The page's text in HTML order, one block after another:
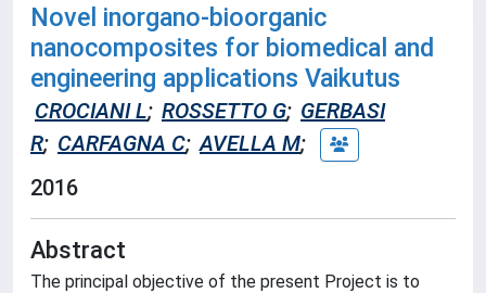
Novel inorgano-bioorganic
nanocomposites for biomedical and
engineering applications Vaikutus
CROCIANI L; ROSSETTO G; GERBASI
R; CARFAGNA C; AVELLA M;
2016
Abstract
The principal objective of the present Project is to